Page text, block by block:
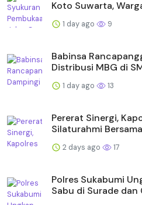
Koto Suwarta,
1 day ago 9
Babinsa
Distribusi MBG di
1 day ago 13
Pererat Sinergi,
Silaturahmi
2 days ago 17
Polres Sukabumi
Sabu di Surade dan